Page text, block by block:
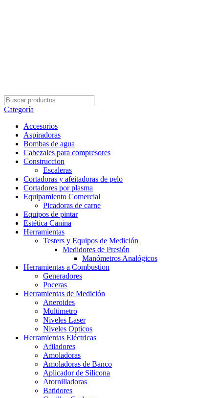
Categoría
Accesorios
Aspiradoras
Bombas de agua
Cabezales para compresores
Construccion
Escaleras
Cortadoras y afeitadoras de pelo
Cortadores por plasma
Equipamiento Comercial
Picadoras de carne
Equipos de pintar
Estética Canina
Herramientas
Testers y Equipos de Medición
Medidores de Presión
Manómetros Analógicos
Herramientas a Combustion
Generadores
Poceras
Herramientas de Medición
Aneroides
Multimetro
Niveles Laser
Niveles Opticos
Herramientas Eléctricas
Afiladores
Amoladoras
Amoladoras de Banco
Aplicador de Silicona
Atornilladoras
Batidores